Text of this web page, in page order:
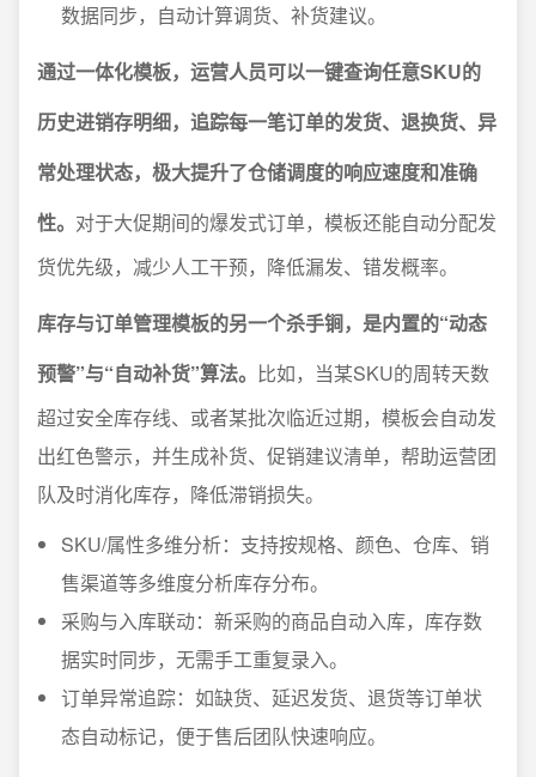
数据同步，自动计算调货、补货建议。
通过一体化模板，运营人员可以一键查询任意SKU的
历史进销存明细，追踪每一笔订单的发货、退换货、异
常处理状态，极大提升了仓储调度的响应速度和准确
性。 对于大促期间的爆发式订单，模板还能自动分配发
货优先级，减少人工干预，降低漏发、错发概率。
库存与订单管理模板的另一个杀手锏，是内置的“动态
预警”与“自动补货”算法。 比如，当某SKU的周转天数
超过安全库存线、或者某批次临近过期，模板会自动发
出红色警示，并生成补货、促销建议清单，帮助运营团
队及时消化库存，降低滞销损失。
SKU/属性多维分析：支持按规格、颜色、仓库、销
售渠道等多维度分析库存分布。
采购与入库联动：新采购的商品自动入库，库存数
据实时同步，无需手工重复录入。
订单异常追踪：如缺货、延迟发货、退货等订单状
态自动标记，便于售后团队快速响应。